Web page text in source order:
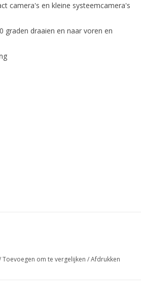
camera's en kleine systeemcamera's
graden draaien en naar voren en
Toevoegen om te vergelijken /Afdrukken